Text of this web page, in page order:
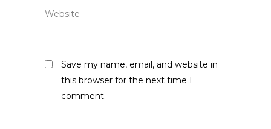
Save my name, email, and website in
this browser for the next time I
comment.